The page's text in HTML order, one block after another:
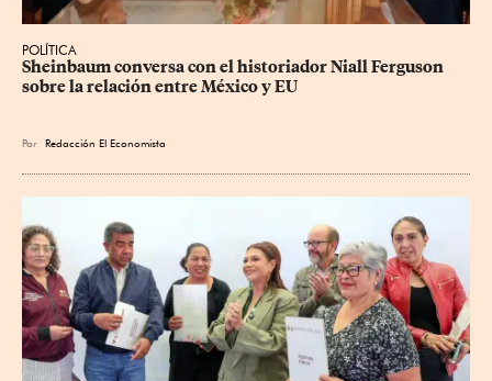
POLÍTICA
Sheinbaum conversa con el historiador Niall Ferguson
sobre la relación entre México y EU
Por Redacción El Economista